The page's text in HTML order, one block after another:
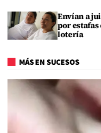
Envían a
por
lotería
MÁS EN SUCESOS